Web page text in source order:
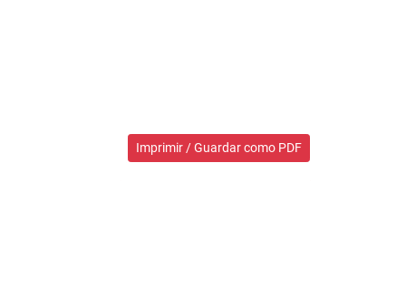
Imprimir / Guardar como PDF